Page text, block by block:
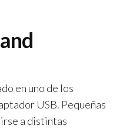
en uno de los
USB. Pequeñas
a distintas